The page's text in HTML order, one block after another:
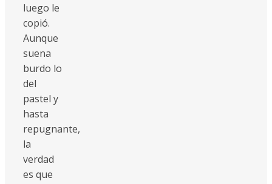
luego le
copió.
Aunque
suena
burdo lo
del
pastel y
hasta
repugnante,
la
verdad
es que